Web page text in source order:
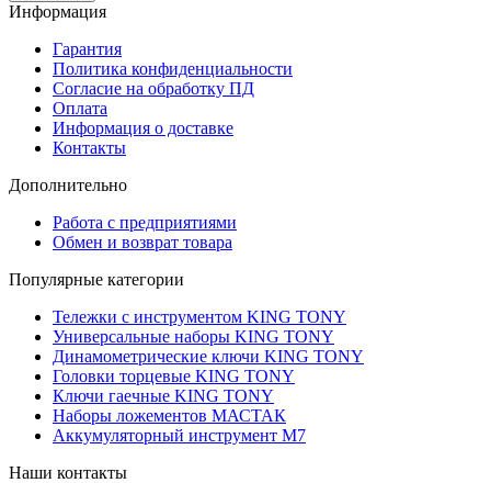
Информация
Гарантия
Политика конфиденциальности
Согласие на обработку ПД
Оплата
Информация о доставке
Контакты
Дополнительно
Работа с предприятиями
Обмен и возврат товара
Популярные категории
Тележки с инструментом KING TONY
Универсальные наборы KING TONY
Динамометрические ключи KING TONY
Головки торцевые KING TONY
Ключи гаечные KING TONY
Наборы ложементов МАСТАК
Аккумуляторный инструмент M7
Наши контакты